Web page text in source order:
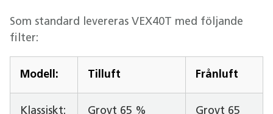
Som standard levereras VEX40T med följande
filter:
Modell: Tilluft Frånluft
Klassiskt:
Grovt 65 %
Grovt 65